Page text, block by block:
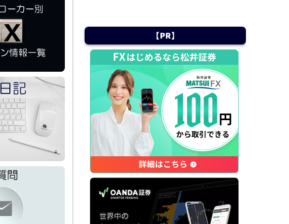
「将来の収入に不安がある方」
「安定した収入を得られていない
方」、一般的に「働く」という事だ
けでは難しい方にFXでのサポート
ができればという思いで活動して
います。
ご質問はお気軽にお問い合わせく
ださい。
【PR】